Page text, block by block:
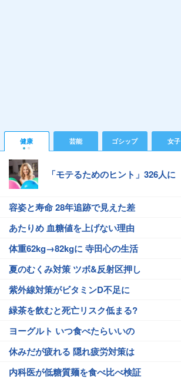
健康 芸能 ゴシップ 女子
「モテるためのヒント」326人に
容姿と寿命 28年追跡で見えた差
あたりめ 血糖値を上げない理由
体重62kg→82kgに 寺田心の生活
夏のむくみ対策 ツボ&反射区押し
紫外線対策がビタミンD不足に
緑茶を飲むと死亡リスク低まる?
ヨーグルト いつ食べたらいいの
休みだが疲れる 隠れ疲労対策は
内科医が低糖質麺を食べ比べ検証